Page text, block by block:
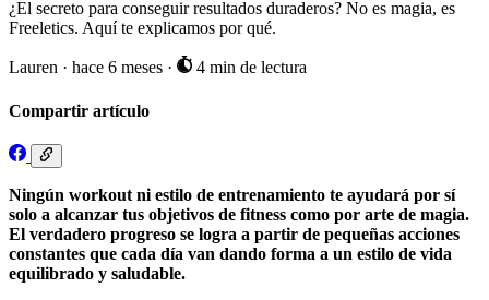
¿El secreto para conseguir resultados duraderos? No es magia, es
Freeletics. Aquí te explicamos por qué.
Lauren · hace 6 meses · 4 min de lectura
Compartir artículo
Ningún workout ni estilo de entrenamiento te ayudará por sí
solo a alcanzar tus objetivos de fitness como por arte de magia.
El verdadero progreso se logra a partir de pequeñas acciones
constantes que cada día van dando forma a un estilo de vida
equilibrado y saludable.